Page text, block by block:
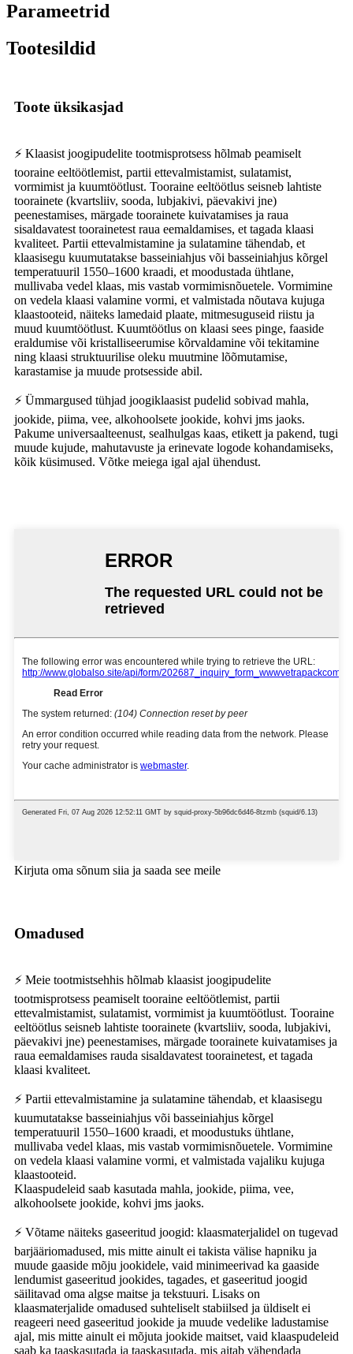
Parameetrid
Tootesildid
Toote üksikasjad
⚡ Klaasist joogipudelite tootmisprotsess hõlmab peamiselt
tooraine eeltöötlemist, partii ettevalmistamist, sulatamist,
vormimist ja kuumtöötlust. Tooraine eeltöötlus seisneb lahtiste
toorainete (kvartsliiv, sooda, lubjakivi, päevakivi jne)
peenestamises, märgade toorainete kuivatamises ja raua
sisaldavatest toorainetest raua eemaldamises, et tagada klaasi
kvaliteet. Partii ettevalmistamine ja sulatamine tähendab, et
klaasisegu kuumutatakse basseiniahjus või basseiniahjus kõrgel
temperatuuril 1550–1600 kraadi, et moodustada ühtlane,
mullivaba vedel klaas, mis vastab vormimisnõuetele. Vormimine
on vedela klaasi valamine vormi, et valmistada nõutava kujuga
klaastooteid, näiteks lamedaid plaate, mitmesuguseid riistu ja
muud kuumtöötlust. Kuumtöötlus on klaasi sees pinge, faaside
eraldumise või kristalliseerumise kõrvaldamine või tekitamine
ning klaasi struktuurilise oleku muutmine lõõmutamise,
karastamise ja muude protsesside abil.
⚡ Ümmargused tühjad joogiklaasist pudelid sobivad mahla,
jookide, piima, vee, alkohoolsete jookide, kohvi jms jaoks.
Pakume universaalteenust, sealhulgas kaas, etikett ja pakend, tugi
muude kujude, mahutavuste ja erinevate logode kohandamiseks,
kõik küsimused. Võtke meiega igal ajal ühendust.
Kirjuta oma sõnum siia ja saada see meile
Omadused
⚡ Meie tootmistsehhis hõlmab klaasist joogipudelite
tootmisprotsess peamiselt tooraine eeltöötlemist, partii
ettevalmistamist, sulatamist, vormimist ja kuumtöötlust. Tooraine
eeltöötlus seisneb lahtiste toorainete (kvartsliiv, sooda, lubjakivi,
päevakivi jne) peenestamises, märgade toorainete kuivatamises ja
raua eemaldamises rauda sisaldavatest toorainetest, et tagada
klaasi kvaliteet.
⚡ Partii ettevalmistamine ja sulatamine tähendab, et klaasisegu
kuumutatakse basseiniahjus või basseiniahjus kõrgel
temperatuuril 1550–1600 kraadi, et moodustuks ühtlane,
mullivaba vedel klaas, mis vastab vormimisnõuetele. Vormimine
on vedela klaasi valamine vormi, et valmistada vajaliku kujuga
klaastooteid.
Klaaspudeleid saab kasutada mahla, jookide, piima, vee,
alkohoolsete jookide, kohvi jms jaoks.
⚡ Võtame näiteks gaseeritud joogid: klaasmaterjalidel on tugevad
barjääriomadused, mis mitte ainult ei takista välise hapniku ja
muude gaaside mõju jookidele, vaid minimeerivad ka gaaside
lendumist gaseeritud jookides, tagades, et gaseeritud joogid
säilitavad oma algse maitse ja tekstuuri. Lisaks on
klaasmaterjalide omadused suhteliselt stabiilsed ja üldiselt ei
reageeri need gaseeritud jookide ja muude vedelike ladustamise
ajal, mis mitte ainult ei mõjuta jookide maitset, vaid klaaspudeleid
saab ka taaskasutada ja taaskasutada, mis aitab vähendada